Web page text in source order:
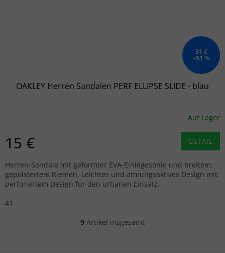
31 €
–51 %
OAKLEY Herren Sandalen PERF ELLIPSE SLIDE - blau
Auf Lager
15 € DETAIL
Herren-Sandale mit geformter EVA-Einlegesohle und breitem,
gepolstertem Riemen. Leichtes und atmungsaktives Design mit
perforiertem Design für den urbanen Einsatz.
41
Steuerelemente der Liste
9 Artikel insgesamt